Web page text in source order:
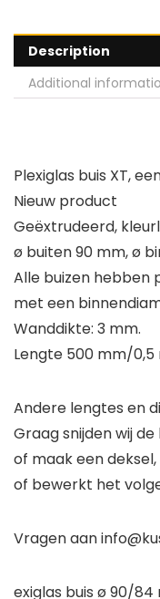
Description
Additional
Plexiglas buis XT,
Nieuw product
Geëxtrudeerd,
ø buiten 90 mm, ø
Alle buizen hebben
met een
Wanddikte: 3 mm.
Lengte 500 mm/0,5
Andere lengtes en
Graag snijden wij
of maak een
of bewerkt het
Vragen aan
exiglas buis ø 90/84